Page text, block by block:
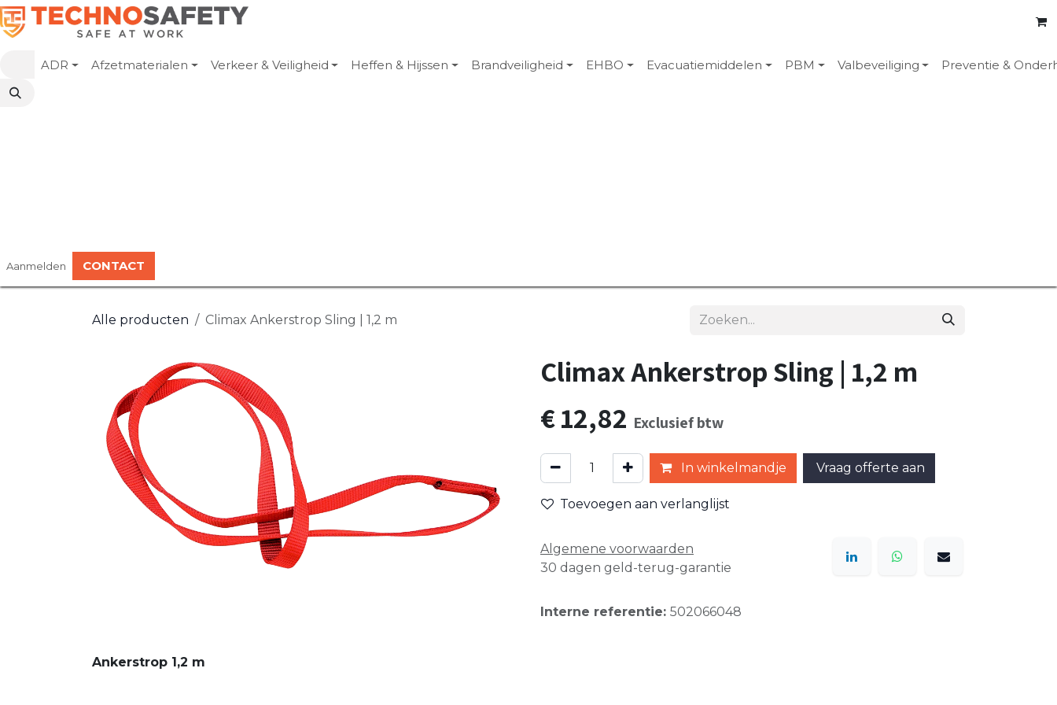
Overslaan naar inhoud
ADR Afzetmaterialen Verkeer & Veiligheid Heffen & Hijssen Brandveiligheid EHBO Evacuatiemiddelen PBM Valbeveiliging Preventie &
Aanmelden CONTACT
Alle producten Climax Ankerstrop Sling | 1,2 m
Climax Ankerstrop Sling | 1,2 m
€12,82 Exclusief btw
In winkelmandje Vraag offerte aan
Toevoegen aan verlanglijst
Algemene voorwaarden
30 dagen geld-terug-garantie
Interne referentie: 502066048
Ankerstrop 1,2 m